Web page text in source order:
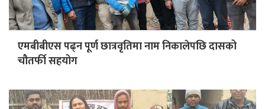
एमबीबीएस पढ्न पूर्ण छात्रवृतिमा नाम निकालेपछि दासको
चौतर्फी सहयोग